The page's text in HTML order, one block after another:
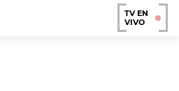
TV EN
VIVO